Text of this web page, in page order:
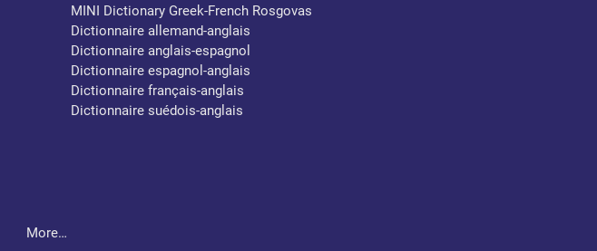
MINI Dictionary Greek-French Rosgovas
Dictionnaire allemand-anglais
Dictionnaire anglais-espagnol
Dictionnaire espagnol-anglais
Dictionnaire français-anglais
Dictionnaire suédois-anglais
More…